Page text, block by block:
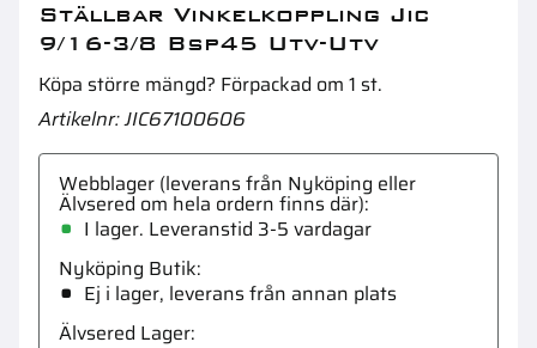
Ställbar Vinkelkoppling Jic
9/16-3/8 Bsp45 Utv-Utv
Köpa större mängd? Förpackad om 1 st.
Artikelnr JIC67100606
Webblager (leverans från Nyköping eller
Älvsered om hela ordern finns där)
I lager. Leveranstid 3-5 vardagar
Nyköping Butik
Ej i lager, leverans från annan plats
Älvsered Lager